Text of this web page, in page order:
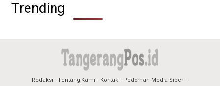
Trending
Redaksi Tentang Kami Kontak
Pedoman Media Siber